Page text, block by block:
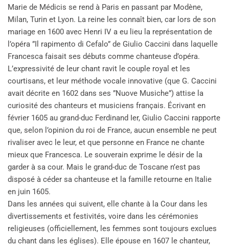
Marie de Médicis se rend à Paris en passant par Modène,
Milan, Turin et Lyon. La reine les connaît bien, car lors de son
mariage en 1600 avec Henri IV a eu lieu la représentation de
l’opéra ”Il rapimento di Cefalo” de Giulio Caccini dans laquelle
Francesca faisait ses débuts comme chanteuse d’opéra.
L’expressivité de leur chant ravit le couple royal et les
courtisans, et leur méthode vocale innovative (que G. Caccini
avait décrite en 1602 dans ses ”Nuove Musiche”) attise la
curiosité des chanteurs et musiciens français. Écrivant en
février 1605 au grand-duc Ferdinand Ier, Giulio Caccini rapporte
que, selon l’opinion du roi de France, aucun ensemble ne peut
rivaliser avec le leur, et que personne en France ne chante
mieux que Francesca. Le souverain exprime le désir de la
garder à sa cour. Mais le grand-duc de Toscane n’est pas
disposé à céder sa chanteuse et la famille retourne en Italie
en juin 1605.
Dans les années qui suivent, elle chante à la Cour dans les
divertissements et festivités, voire dans les cérémonies
religieuses (officiellement, les femmes sont toujours exclues
du chant dans les églises). Elle épouse en 1607 le chanteur,